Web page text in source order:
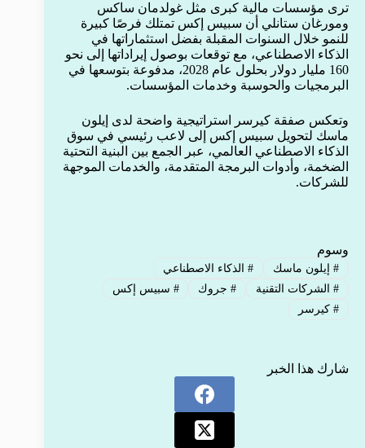
ترى مؤسسات مالية كبرى مثل غولدمان ساكس
ومورغان ستانلي أن سبيس إكس تمتلك فرصًا كبيرة
للنمو خلال السنوات المقبلة بفضل استثماراتها في
الذكاء الاصطناعي، مع توقعات بوصول إيراداتها إلى نحو
160 مليار دولار بحلول عام 2028، مدفوعة بتوسعها في
البرمجيات والحوسبة وخدمات المؤسسات.
وتعكس صفقة كيرسر استراتيجية واضحة لدى إيلون
ماسك لتحويل سبيس إكس إلى لاعب رئيسي في سوق
الذكاء الاصطناعي العالمي، عبر الجمع بين البنية التحتية
الضخمة، وأدوات البرمجة المتقدمة، والخدمات الموجهة
للشركات.
وسوم
#إيلون ماسك #الذكاء الاصطناعي
#الشركات التقنية #جروك # سبيس إكس
#كيرسر
شارك هذا الخبر